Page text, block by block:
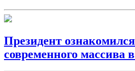
Президент
современного массива